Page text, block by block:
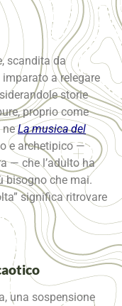
scandita da
a relegare
storie
proprio come
neLa musica del
e archetipico —
— che l’adulto ha
bisogno che mai.
significa ritrovare
una sospensione